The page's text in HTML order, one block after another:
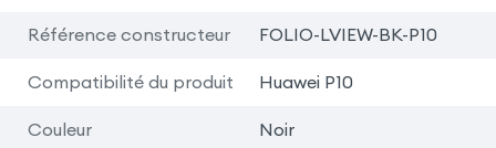
Référence constructeur FOLIO-LVIEW-BK-P10
Compatibilité du produit Huawei P10
Couleur Noir